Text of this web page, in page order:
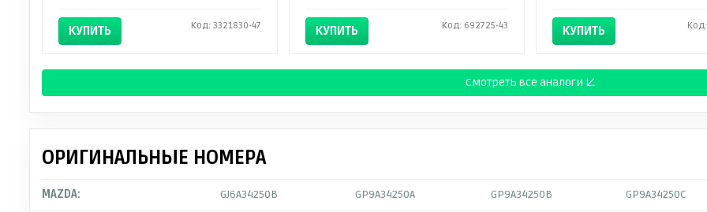
КУПИТЬ Код: 3321830-47 КУПИТЬ Код: 692725-43 КУПИТЬ
Смотреть все аналоги ↓
ОРИГИНАЛЬНЫЕ НОМЕРА
MAZDA: GJ6A34250B GP9A34250A GP9A34250B GP9A34250C